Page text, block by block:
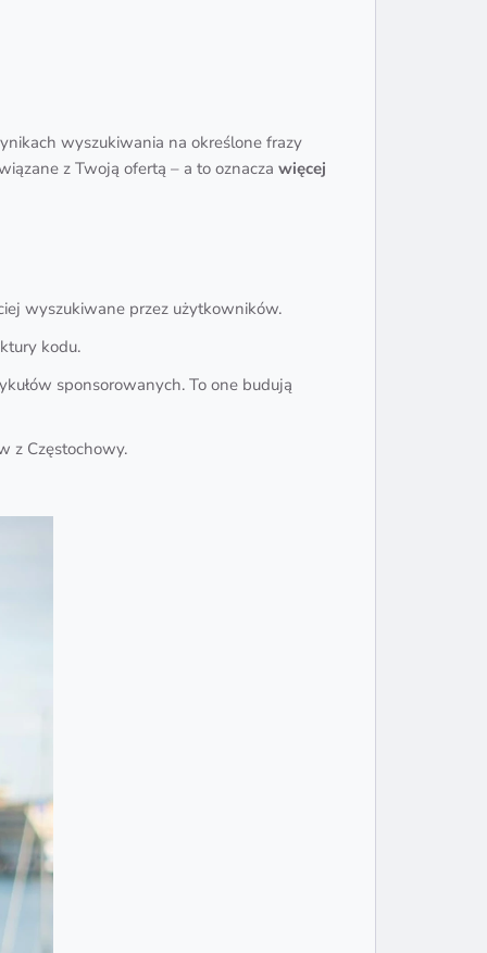
wyszukiwania na określone frazy
z Twoją ofertą – a to oznacza więcej
wyszukiwane przez użytkowników.
kodu.
sponsorowanych. To one budują
z Częstochowy.